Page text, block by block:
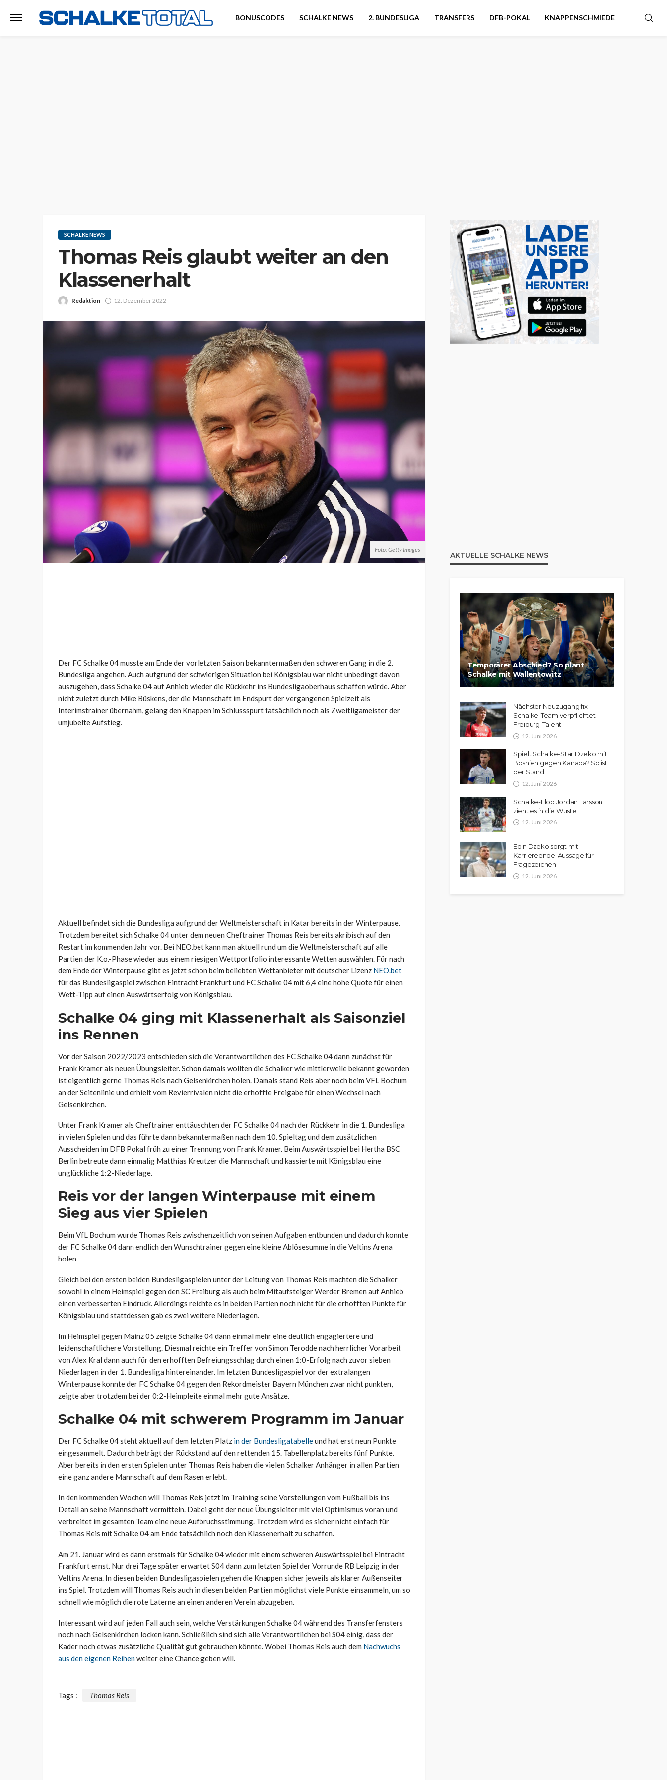
BONUSCODES SCHALKE NEWS 2. BUNDESLIGA TRANSFERS DFB-POKAL KNAPPENSCHMIEDE
SCHALKE NEWS
Thomas Reis glaubt weiter an den
Klassenerhalt
Redaktion 12. Dezember 2022
Foto: Getty Images
Der FC Schalke 04 musste am Ende der vorletzten Saison bekanntermaßen den schweren Gang in die 2.
Bundesliga angehen. Auch aufgrund der schwierigen Situation bei Königsblau war nicht unbedingt davon
auszugehen, dass Schalke 04 auf Anhieb wieder die Rückkehr ins Bundesligaoberhaus schaffen würde. Aber
nicht zuletzt durch Mike Büskens, der die Mannschaft im Endspurt der vergangenen Spielzeit als
Interimstrainer übernahm, gelang den Knappen im Schlussspurt tatsächlich noch als Zweitligameister der
umjubelte Aufstieg.
Aktuell befindet sich die Bundesliga aufgrund der Weltmeisterschaft in Katar bereits in der Winterpause.
Trotzdem bereitet sich Schalke 04 unter dem neuen Cheftrainer Thomas Reis bereits akribisch auf den
Restart im kommenden Jahr vor. Bei NEO.bet kann man aktuell rund um die Weltmeisterschaft auf alle
Partien der K.o.-Phase wieder aus einem riesigen Wettportfolio interessante Wetten auswählen. Für nach
dem Ende der Winterpause gibt es jetzt schon beim beliebten Wettanbieter mit deutscher Lizenz NEO.bet
für das Bundesligaspiel zwischen Eintracht Frankfurt und FC Schalke 04 mit 6,4 eine hohe Quote für einen
Wett-Tipp auf einen Auswärtserfolg von Königsblau.
Schalke 04 ging mit Klassenerhalt als Saisonziel
ins Rennen
Vor der Saison 2022/2023 entschieden sich die Verantwortlichen des FC Schalke 04 dann zunächst für
Frank Kramer als neuen Übungsleiter. Schon damals wollten die Schalker wie mittlerweile bekannt geworden
ist eigentlich gerne Thomas Reis nach Gelsenkirchen holen. Damals stand Reis aber noch beim VFL Bochum
an der Seitenlinie und erhielt vom Revierrivalen nicht die erhoffte Freigabe für einen Wechsel nach
Gelsenkirchen.
Unter Frank Kramer als Cheftrainer enttäuschten der FC Schalke 04 nach der Rückkehr in die 1. Bundesliga
in vielen Spielen und das führte dann bekanntermaßen nach dem 10. Spieltag und dem zusätzlichen
Ausscheiden im DFB Pokal früh zu einer Trennung von Frank Kramer. Beim Auswärtsspiel bei Hertha BSC
Berlin betreute dann einmalig Matthias Kreutzer die Mannschaft und kassierte mit Königsblau eine
unglückliche 1:2-Niederlage.
Reis vor der langen Winterpause mit einem
Sieg aus vier Spielen
Beim VfL Bochum wurde Thomas Reis zwischenzeitlich von seinen Aufgaben entbunden und dadurch konnte
der FC Schalke 04 dann endlich den Wunschtrainer gegen eine kleine Ablösesumme in die Veltins Arena
holen.
Gleich bei den ersten beiden Bundesligaspielen unter der Leitung von Thomas Reis machten die Schalker
sowohl in einem Heimspiel gegen den SC Freiburg als auch beim Mitaufsteiger Werder Bremen auf Anhieb
einen verbesserten Eindruck. Allerdings reichte es in beiden Partien noch nicht für die erhofften Punkte für
Königsblau und stattdessen gab es zwei weitere Niederlagen.
Im Heimspiel gegen Mainz 05 zeigte Schalke 04 dann einmal mehr eine deutlich engagiertere und
leidenschaftlichere Vorstellung. Diesmal reichte ein Treffer von Simon Terodde nach herrlicher Vorarbeit
von Alex Kral dann auch für den erhofften Befreiungsschlag durch einen 1:0-Erfolg nach zuvor sieben
Niederlagen in der 1. Bundesliga hintereinander. Im letzten Bundesligaspiel vor der extralangen
Winterpause konnte der FC Schalke 04 gegen den Rekordmeister Bayern München zwar nicht punkten,
zeigte aber trotzdem bei der 0:2-Heimpleite einmal mehr gute Ansätze.
Schalke 04 mit schwerem Programm im Januar
Der FC Schalke 04 steht aktuell auf dem letzten Platz in der Bundesligatabelleund hat erst neun Punkte
eingesammelt. Dadurch beträgt der Rückstand auf den rettenden 15. Tabellenplatz bereits fünf Punkte.
Aber bereits in den ersten Spielen unter Thomas Reis haben die vielen Schalker Anhänger in allen Partien
eine ganz andere Mannschaft auf dem Rasen erlebt.
In den kommenden Wochen will Thomas Reis jetzt im Training seine Vorstellungen vom Fußball bis ins
Detail an seine Mannschaft vermitteln. Dabei geht der neue Übungsleiter mit viel Optimismus voran und
verbreitet im gesamten Team eine neue Aufbruchsstimmung. Trotzdem wird es sicher nicht einfach für
Thomas Reis mit Schalke 04 am Ende tatsächlich noch den Klassenerhalt zu schaffen.
Am 21. Januar wird es dann erstmals für Schalke 04 wieder mit einem schweren Auswärtsspiel bei Eintracht
Frankfurt ernst. Nur drei Tage später erwartet S04 dann zum letzten Spiel der Vorrunde RB Leipzig in der
Veltins Arena. In diesen beiden Bundesligaspielen gehen die Knappen sicher jeweils als klarer Außenseiter
ins Spiel. Trotzdem will Thomas Reis auch in diesen beiden Partien möglichst viele Punkte einsammeln, um so
schnell wie möglich die rote Laterne an einen anderen Verein abzugeben.
Interessant wird auf jeden Fall auch sein, welche Verstärkungen Schalke 04 während des Transferfensters
noch nach Gelsenkirchen locken kann. Schließlich sind sich alle Verantwortlichen bei S04 einig, dass der
Kader noch etwas zusätzliche Qualität gut gebrauchen könnte. Wobei Thomas Reis auch dem Nachwuchs
aus den eigenen Reihenweiter eine Chance geben will.
Tags : Thomas Reis
AKTUELLE SCHALKE NEWS
Temporärer Abschied? So plant
Schalke mit Wallentowitz
Nächster Neuzugang fix:
Schalke-Team verpflichtet
Freiburg-Talent
12. Juni 2026
Spielt Schalke-Star Dzeko mit
Bosnien gegen Kanada? So ist
der Stand
12. Juni 2026
Schalke-Flop Jordan Larsson
zieht es in die Wüste
12. Juni 2026
Edin Dzeko sorgt mit
Karriereende-Aussage für
Fragezeichen
12. Juni 2026